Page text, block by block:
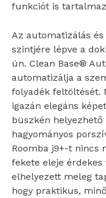
funkciót is
Az automatizálás
szintjére lépve a
ún. Clean Base®
automatizálja a
folyadék feltöltését.
igazán elegáns
büszkén helyezhető
hagyományos
Roomba j9+-t nincs
fekete eleje
elhelyezett meleg
hogy praktikus,